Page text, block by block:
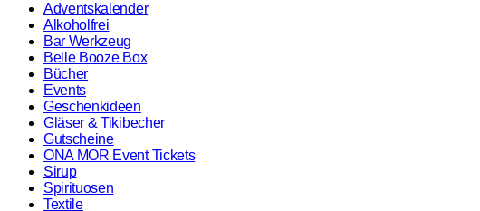
Adventskalender
Alkoholfrei
Bar Werkzeug
Belle Booze Box
Bücher
Events
Geschenkideen
Gläser & Tikibecher
Gutscheine
ONA MOR Event Tickets
Sirup
Spirituosen
Textile